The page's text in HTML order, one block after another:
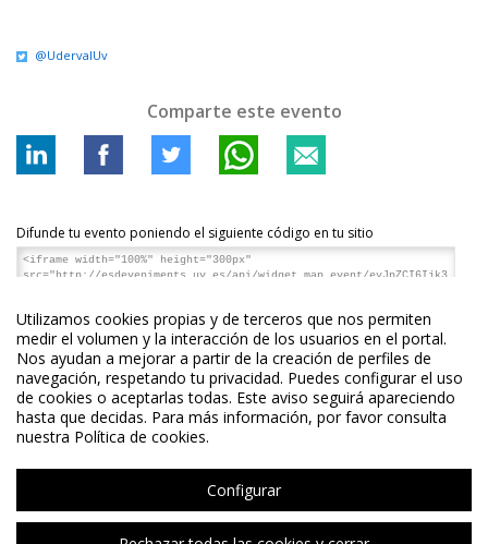
Utilizamos cookies propias y de terceros que nos permiten
medir el volumen y la interacción de los usuarios en el portal.
Nos ayudan a mejorar a partir de la creación de perfiles de
navegación, respetando tu privacidad. Puedes configurar el uso
de cookies o aceptarlas todas. Este aviso seguirá apareciendo
hasta que decidas. Para más información, por favor consulta
nuestra Política de cookies.
Configurar
@UdervalUv
Comparte este evento
Difunde tu evento poniendo el siguiente código en tu sitio